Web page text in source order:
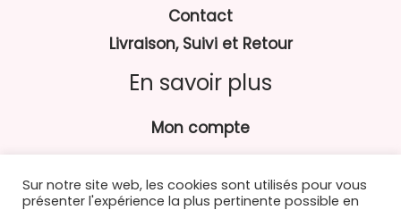
Contact
Livraison, Suivi et Retour
En savoir plus
Mon compte
Sur notre site web, les cookies sont utilisés pour vous
présenter l'expérience la plus pertinente possible en